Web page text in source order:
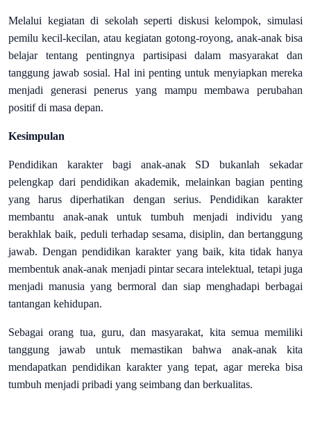
Melalui kegiatan di sekolah seperti diskusi kelompok, simulasi
pemilu kecil-kecilan, atau kegiatan gotong-royong, anak-anak bisa
belajar tentang pentingnya partisipasi dalam masyarakat dan
tanggung jawab sosial. Hal ini penting untuk menyiapkan mereka
menjadi generasi penerus yang mampu membawa perubahan
positif di masa depan.
Kesimpulan
Pendidikan karakter bagi anak-anak SD bukanlah sekadar
pelengkap dari pendidikan akademik, melainkan bagian penting
yang harus diperhatikan dengan serius. Pendidikan karakter
membantu anak-anak untuk tumbuh menjadi individu yang
berakhlak baik, peduli terhadap sesama, disiplin, dan bertanggung
jawab. Dengan pendidikan karakter yang baik, kita tidak hanya
membentuk anak-anak menjadi pintar secara intelektual, tetapi juga
menjadi manusia yang bermoral dan siap menghadapi berbagai
tantangan kehidupan.
Sebagai orang tua, guru, dan masyarakat, kita semua memiliki
tanggung jawab untuk memastikan bahwa anak-anak kita
mendapatkan pendidikan karakter yang tepat, agar mereka bisa
tumbuh menjadi pribadi yang seimbang dan berkualitas.